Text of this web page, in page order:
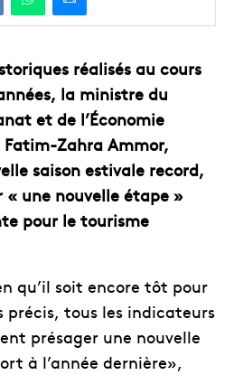
réalisés au cours
la ministre du
et de l’Économie
Zahra Ammor,
saison estivale record,
une nouvelle étape »
pour le tourisme
qu’il soit encore tôt pour
précis, tous les indicateurs
présager une nouvelle
à l’année dernière»,